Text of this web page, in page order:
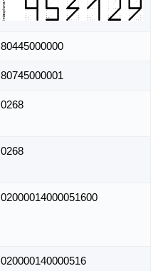
80445000000
80745000001
0268
0268
02000014000051600
020000140000516